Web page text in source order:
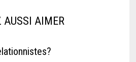
AUSSI AIMER